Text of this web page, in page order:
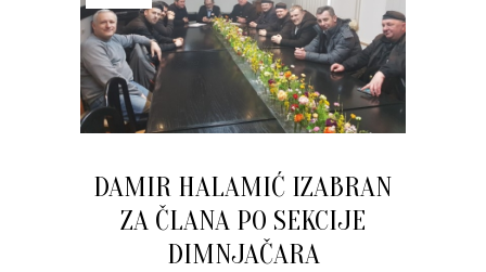
DAMIR HALAMIĆ IZABRAN
ZA ČLANA PO SEKCIJE
DIMNJAČARA